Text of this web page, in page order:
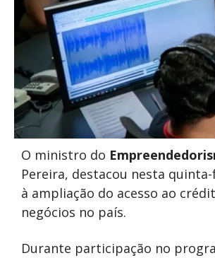
O ministro do
Pereira, destacou nesta
à ampliação do acesso ao
negócios no país.
Durante participação no